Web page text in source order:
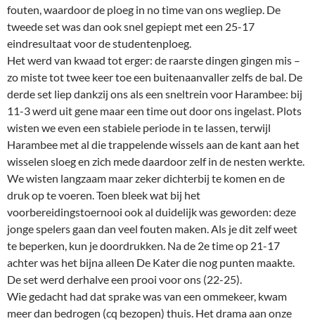
fouten, waardoor de ploeg in no time van ons wegliep. De
tweede set was dan ook snel gepiept met een 25-17
eindresultaat voor de studentenploeg.
Het werd van kwaad tot erger: de raarste dingen gingen mis –
zo miste tot twee keer toe een buitenaanvaller zelfs de bal. De
derde set liep dankzij ons als een sneltrein voor Harambee: bij
11-3 werd uit gene maar een time out door ons ingelast. Plots
wisten we even een stabiele periode in te lassen, terwijl
Harambee met al die trappelende wissels aan de kant aan het
wisselen sloeg en zich mede daardoor zelf in de nesten werkte.
We wisten langzaam maar zeker dichterbij te komen en de
druk op te voeren. Toen bleek wat bij het
voorbereidingstoernooi ook al duidelijk was geworden: deze
jonge spelers gaan dan veel fouten maken. Als je dit zelf weet
te beperken, kun je doordrukken. Na de 2e time op 21-17
achter was het bijna alleen De Kater die nog punten maakte.
De set werd derhalve een prooi voor ons (22-25).
Wie gedacht had dat sprake was van een ommekeer, kwam
meer dan bedrogen (cq bezopen) thuis. Het drama aan onze